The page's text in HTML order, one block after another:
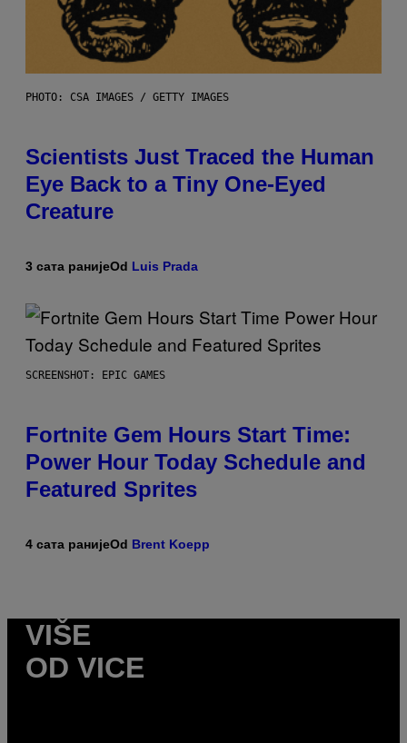
PHOTO: CSA IMAGES / GETTY IMAGES
Scientists Just Traced the Human
Eye Back to a Tiny One-Eyed
Creature
3 сата ранијеOd Luis Prada
SCREENSHOT: EPIC GAMES
Fortnite Gem Hours Start Time:
Power Hour Today Schedule and
Featured Sprites
4 сата ранијеOd Brent Koepp
VIŠE
OD VICE